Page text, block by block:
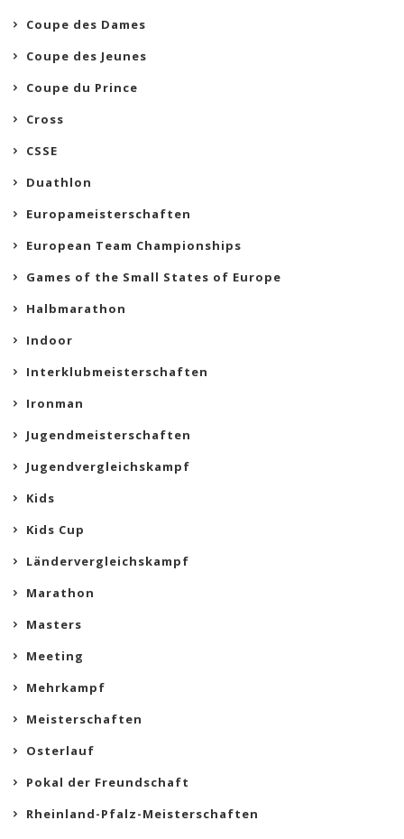
Coupe des Dames
Coupe des Jeunes
Coupe du Prince
Cross
CSSE
Duathlon
Europameisterschaften
European Team Championships
Games of the Small States of Europe
Halbmarathon
Indoor
Interklubmeisterschaften
Ironman
Jugendmeisterschaften
Jugendvergleichskampf
Kids
Kids Cup
Ländervergleichskampf
Marathon
Masters
Meeting
Mehrkampf
Meisterschaften
Osterlauf
Pokal der Freundschaft
Rheinland-Pfalz-Meisterschaften